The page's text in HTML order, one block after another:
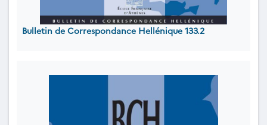
Bulletin de Correspondance Hellénique 133.2